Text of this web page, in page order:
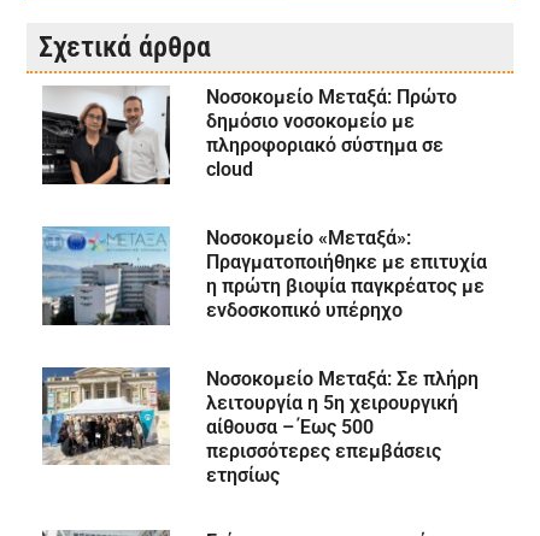
Σχετικά άρθρα
Νοσοκομείο Μεταξά: Πρώτο
δημόσιο νοσοκομείο με
πληροφοριακό σύστημα σε
cloud
Νοσοκομείο «Μεταξά»:
Πραγματοποιήθηκε με επιτυχία
η πρώτη βιοψία παγκρέατος με
ενδοσκοπικό υπέρηχο
Νοσοκομείο Μεταξά: Σε πλήρη
λειτουργία η 5η χειρουργική
αίθουσα – Έως 500
περισσότερες επεμβάσεις
ετησίως